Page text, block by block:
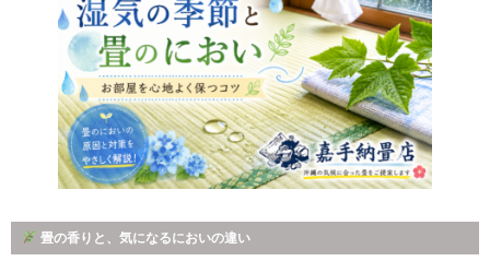
畳の香りと、気になるにおいの違い